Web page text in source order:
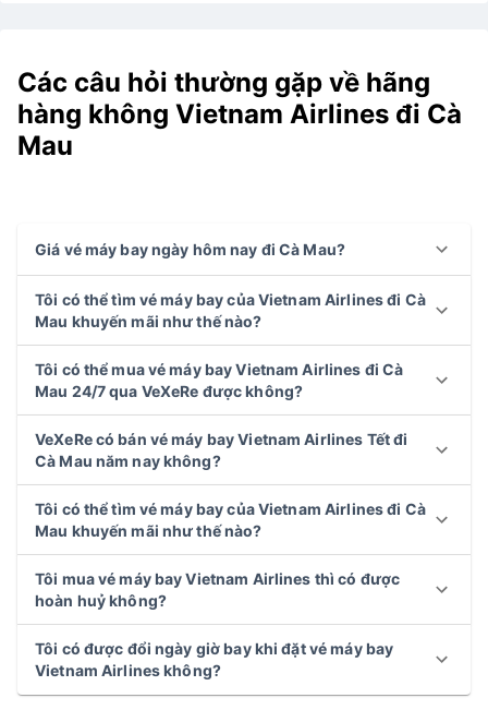
Các câu hỏi thường gặp về hãng
hàng không Vietnam Airlines đi Cà
Mau
Giá vé máy bay ngày hôm nay đi Cà Mau?
Tôi có thể tìm vé máy bay của Vietnam Airlines đi Cà
Mau khuyến mãi như thế nào?
Tôi có thể mua vé máy bay Vietnam Airlines đi Cà
Mau 24/7 qua VeXeRe được không?
VeXeRe có bán vé máy bay Vietnam Airlines Tết đi
Cà Mau năm nay không?
Tôi có thể tìm vé máy bay của Vietnam Airlines đi Cà
Mau khuyến mãi như thế nào?
Tôi mua vé máy bay Vietnam Airlines thì có được
hoàn huỷ không?
Tôi có được đổi ngày giờ bay khi đặt vé máy bay
Vietnam Airlines không?